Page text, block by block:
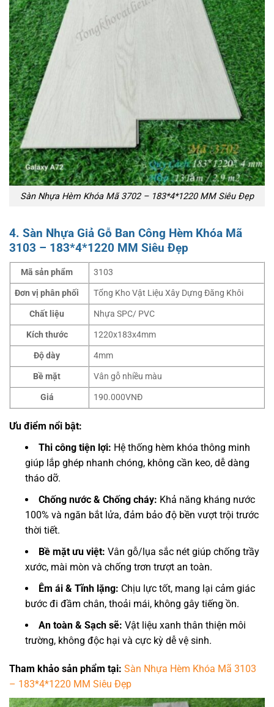
Sàn Nhựa Hèm Khóa Mã 3702 – 183*4*1220 MM Siêu Đẹp
4. Sàn Nhựa Giả Gỗ Ban Công Hèm Khóa Mã
3103 – 183*4*1220 MM Siêu Đẹp
Mã sản phẩm
3103
Đơn vị phân phối
Tổng Kho Vật Liệu Xây Dựng Đăng Khôi
Chất liệu
Nhựa SPC/ PVC
Kích thước
1220x183x4mm
Độ dày
4mm
Bề mặt
Vân gỗ nhiều màu
Giá
190.000VNĐ
Ưu điểm nổi bật:
Thi công tiện lợi: Hệ thống hèm khóa thông minh
giúp lắp ghép nhanh chóng, không cần keo, dễ dàng
tháo dỡ.
Chống nước & Chống cháy: Khả năng kháng nước
100% và ngăn bắt lửa, đảm bảo độ bền vượt trội trước
thời tiết.
Bề mặt ưu việt: Vân gỗ/lụa sắc nét giúp chống trầy
xước, mài mòn và chống trơn trượt an toàn.
Êm ái & Tĩnh lặng: Chịu lực tốt, mang lại cảm giác
bước đi đầm chân, thoải mái, không gây tiếng ồn.
An toàn & Sạch sẽ: Vật liệu xanh thân thiện môi
trường, không độc hại và cực kỳ dễ vệ sinh.
Tham khảo sản phẩm tại: Sàn Nhựa Hèm Khóa Mã 3103
– 183*4*1220 MM Siêu Đẹp